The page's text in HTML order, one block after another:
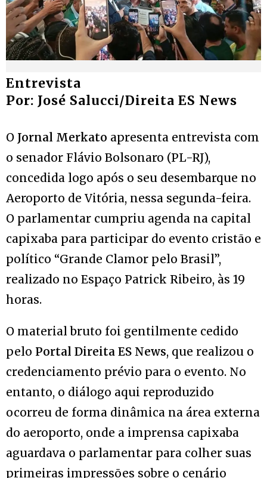
Entrevista
Por: José Salucci/Direita ES News
O Jornal Merkato apresenta entrevista com
o senador Flávio Bolsonaro (PL-RJ),
concedida logo após o seu desembarque no
Aeroporto de Vitória, nessa segunda-feira.
O parlamentar cumpriu agenda na capital
capixaba para participar do evento cristão e
político “Grande Clamor pelo Brasil”,
realizado no Espaço Patrick Ribeiro, às 19
horas.
O material bruto foi gentilmente cedido
pelo Portal Direita ES News, que realizou o
credenciamento prévio para o evento. No
entanto, o diálogo aqui reproduzido
ocorreu de forma dinâmica na área externa
do aeroporto, onde a imprensa capixaba
aguardava o parlamentar para colher suas
primeiras impressões sobre o cenário